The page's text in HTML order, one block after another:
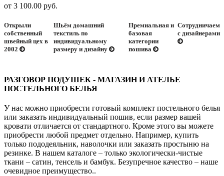
от 3 100.00 руб.
Открыли
собственный
швейный цех в
2002
Шьём домашний
текстиль по
индивидуальному
размеру и дизайну
Премиальная и
базовая
категории
пошива
Сотрудничаем
с дизайнерами
РАЗГОВОР ПОДУШЕК - МАГАЗИН И АТЕЛЬЕ
ПОСТЕЛЬНОГО БЕЛЬЯ
У нас можно приобрести готовый комплект постельного белья
или заказать индивидуальный пошив, если размер вашей
кровати отличается от стандартного. Кроме этого вы можете
приобрести любой предмет отдельно. Например, купить
только пододеяльник, наволочки или заказать простыню на
резинке. В нашем каталоге – только экологически-чистые
ткани – сатин, тенсель и бамбук. Безупречное качество – наше
очевидное преимущество..